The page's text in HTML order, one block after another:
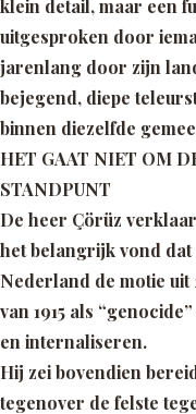
klein detail, maar een
uitgesproken door
jarenlang door zijn
bejegend, diepe
binnen diezelfde
HET GAAT NIET OM
STANDPUNT
De heer Çörüz
het belangrijk vond dat
Nederland de motie
van 1915 als “genocide”
en internaliseren.
Hij zei bovendien
tegenover de felste